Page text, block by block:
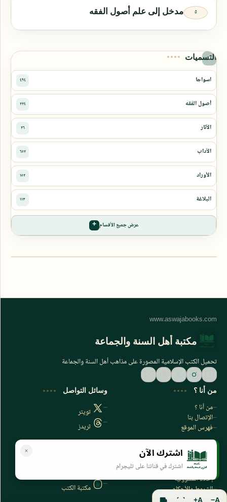
مدخل إلى علم أصول الفقه
التسميات
عرض جميع الأقسام
اشترك الآن
اشترك في قناتنا على تليجرام
مكتبة أهل السنة والجماعة
تحميل الكتب الإسلامية المصورة على مذاهب أهل السنة والجماعة
من أنا ؟
من أنا ؟
الإتصال بنا
فهرس الموقع
وسائل التواصل
تويتر
ثريدز
سياسة الخصوصية
سياسة الخصوصية
إخلاء المسؤولية
الشروط والأحكام
فهرس الموقع
مكتبة الكتب